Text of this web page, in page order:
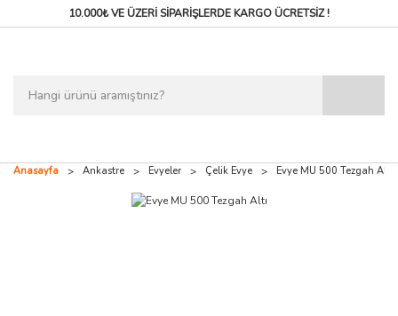
10.000₺ VE ÜZERİ SİPARİŞLERDEKARGO ÜCRETSİZ !
Anasayfa Ankastre Evyeler Çelik Evye Evye MU 500 Tezgah Altı